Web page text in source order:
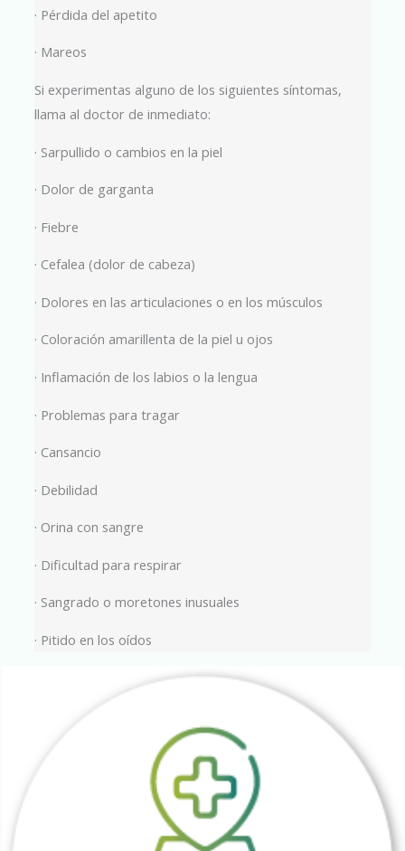
· Pérdida del apetito
· Mareos
Si experimentas alguno de los siguientes síntomas,
llama al doctor de inmediato:
· Sarpullido o cambios en la piel
· Dolor de garganta
· Fiebre
· Cefalea (dolor de cabeza)
· Dolores en las articulaciones o en los músculos
· Coloración amarillenta de la piel u ojos
· Inflamación de los labios o la lengua
· Problemas para tragar
· Cansancio
· Debilidad
· Orina con sangre
· Dificultad para respirar
· Sangrado o moretones inusuales
· Pitido en los oídos